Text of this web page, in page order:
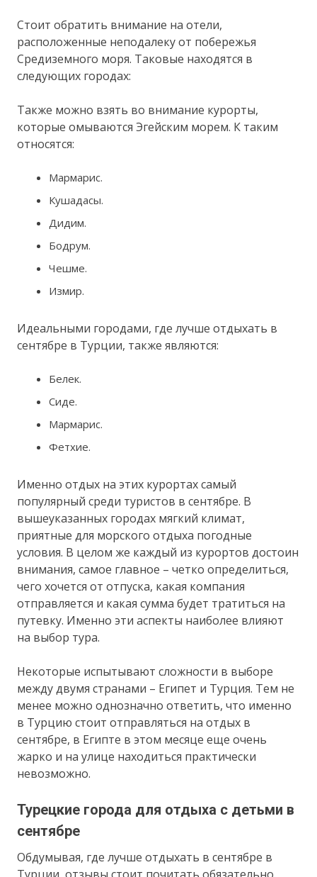
Стоит обратить внимание на отели,
расположенные неподалеку от побережья
Средиземного моря. Таковые находятся в
следующих городах:
Также можно взять во внимание курорты,
которые омываются Эгейским морем. К таким
относятся:
Мармарис.
Кушадасы.
Дидим.
Бодрум.
Чешме.
Измир.
Идеальными городами, где лучше отдыхать в
сентябре в Турции, также являются:
Белек.
Сиде.
Мармарис.
Фетхие.
Именно отдых на этих курортах самый
популярный среди туристов в сентябре. В
вышеуказанных городах мягкий климат,
приятные для морского отдыха погодные
условия. В целом же каждый из курортов достоин
внимания, самое главное – четко определиться,
чего хочется от отпуска, какая компания
отправляется и какая сумма будет тратиться на
путевку. Именно эти аспекты наиболее влияют
на выбор тура.
Некоторые испытывают сложности в выборе
между двумя странами – Египет и Турция. Тем не
менее можно однозначно ответить, что именно
в Турцию стоит отправляться на отдых в
сентябре, в Египте в этом месяце еще очень
жарко и на улице находиться практически
невозможно.
Турецкие города для отдыха с детьми в
сентябре
Обдумывая, где лучше отдыхать в сентябре в